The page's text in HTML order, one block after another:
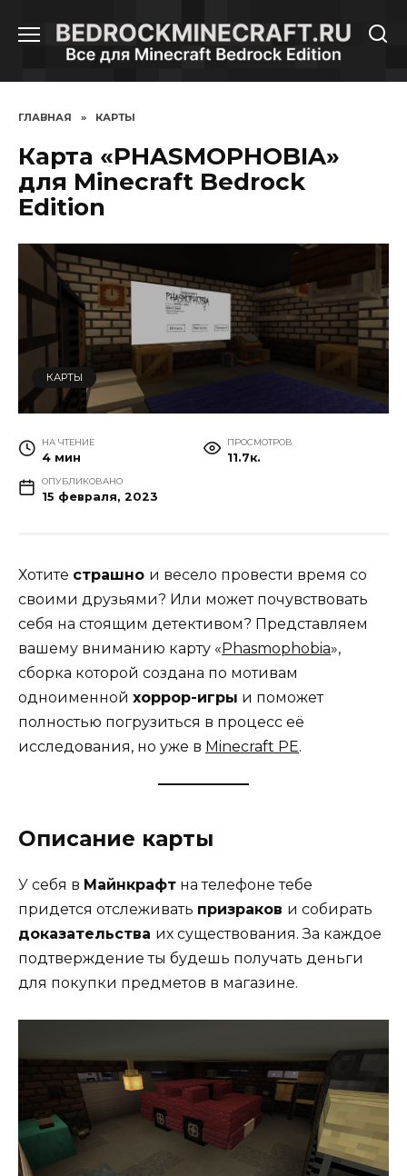
содержанию
ГЛАВНАЯ » КАРТЫ
Карта «PHASMOPHOBIA»
для Minecraft Bedrock
Edition
КАРТЫ
НА ЧТЕНИЕ
4 мин
ПРОСМОТРОВ
11.7к.
ОПУБЛИКОВАНО
15 февраля, 2023
Хотите страшно и весело провести время со
своими друзьями? Или может почувствовать
себя на стоящим детективом? Представляем
вашему вниманию карту «Phasmophobia»,
сборка которой создана по мотивам
одноименной хоррор-игры и поможет
полностью погрузиться в процесс её
исследования, но уже в Minecraft PE.
Описание карты
У себя в Майнкрафт на телефоне тебе
придется отслеживать призраков и собирать
доказательства их существования. За каждое
подтверждение ты будешь получать деньги
для покупки предметов в магазине.